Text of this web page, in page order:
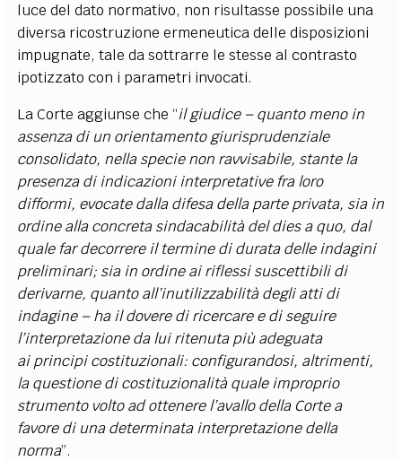
luce del dato normativo, non risultasse possibile una
diversa ricostruzione ermeneutica delle disposizioni
impugnate, tale da sottrarre le stesse al contrasto
ipotizzato con i parametri invocati.
La Corte aggiunse che “il giudice – quanto meno in
assenza di un orientamento giurisprudenziale
consolidato, nella specie non ravvisabile, stante la
presenza di indicazioni interpretative fra loro
difformi, evocate dalla difesa della parte privata, sia in
ordine alla concreta sindacabilità del dies a quo, dal
quale far decorrere il termine di durata delle indagini
preliminari; sia in ordine ai riflessi suscettibili di
derivarne, quanto all’inutilizzabilità degli atti di
indagine – ha il dovere di ricercare e di seguire
l’interpretazione da lui ritenuta più adeguata
ai principi costituzionali: configurandosi, altrimenti,
la questione di costituzionalità quale improprio
strumento volto ad ottenere l’avallo della Corte a
favore di una determinata interpretazione della
norma”.